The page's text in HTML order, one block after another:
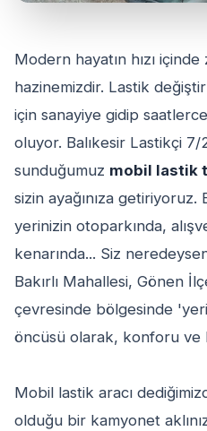
Modern hayatın hızı
hazinemizdir. Lastik
için sanayiye gidip
oluyor. Balıkesir Lastikçi 7/
sunduğumuz mobil lastik
sizin ayağınıza getiriyoruz.
yerinizin otoparkında,
kenarında... Siz
Bakırlı Mahallesi, Gönen
çevresinde bölgesinde
öncüsü olarak, konforu ve
Mobil lastik aracı
olduğu bir kamyonet